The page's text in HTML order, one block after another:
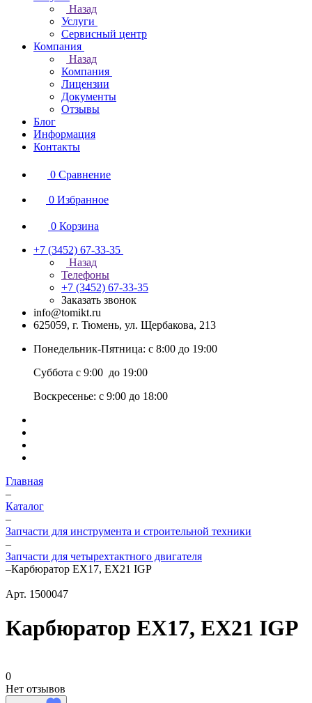
Назад
Услуги
Сервисный центр
Компания
Назад
Компания
Лицензии
Документы
Отзывы
Блог
Информация
Контакты
0 Сравнение
0 Избранное
0 Корзина
+7 (3452) 67-33-35
Назад
Телефоны
+7 (3452) 67-33-35
Заказать звонок
info@tomikt.ru
625059, г. Тюмень, ул. Щербакова, 213
Понедельник-Пятница: с 8:00 до 19:00
Суббота с 9:00 до 19:00
Воскресенье: с 9:00 до 18:00
Главная
–
Каталог
–
Запчасти для инструмента и строительной техники
–
Запчасти для четырехтактного двигателя
–Карбюратор EX17, EX21 IGP
Арт. 1500047
Карбюратор EX17, EX21 IGP
0
Нет отзывов